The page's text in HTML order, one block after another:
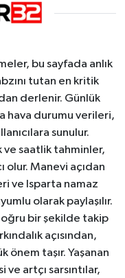
bu sayfada anlık
tutan en kritik
derlenir. Günlük
hava durumu verileri,
sunulur.
saatlik tahminler,
olur. Manevi açıdan
ve Isparta namaz
olarak paylaşılır.
bir şekilde takip
açısından,
taşır. Yaşanan
artçı sarsıntılar,